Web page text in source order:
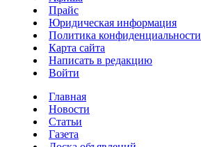
Прайс
Юридическая информация
Политика конфиденциальности
Карта сайта
Написать в редакцию
Войти
Главная
Новости
Статьи
Газета